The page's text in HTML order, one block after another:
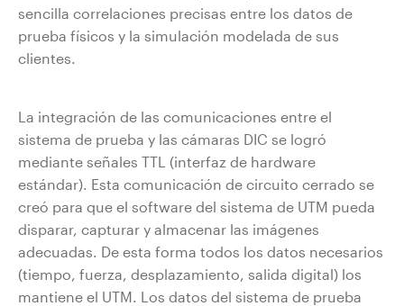
sencilla correlaciones precisas entre los datos de
prueba físicos y la simulación modelada de sus
clientes.
La integración de las comunicaciones entre el
sistema de prueba y las cámaras DIC se logró
mediante señales TTL (interfaz de hardware
estándar). Esta comunicación de circuito cerrado se
creó para que el software del sistema de UTM pueda
disparar, capturar y almacenar las imágenes
adecuadas. De esta forma todos los datos necesarios
(tiempo, fuerza, desplazamiento, salida digital) los
mantiene el UTM. Los datos del sistema de prueba